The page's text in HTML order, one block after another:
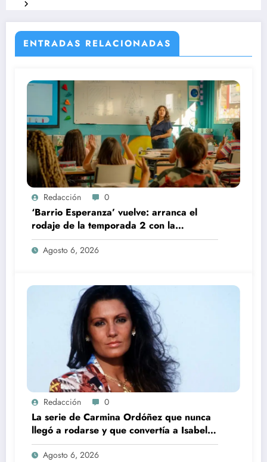
ENTRADAS RELACIONADAS
Redacción 0
‘Barrio Esperanza’ vuelve: arranca el
rodaje de la temporada 2 con la
incorporación de María Castro
Agosto 6, 2026
Redacción 0
La serie de Carmina Ordóñez que nunca
llegó a rodarse y que convertía a Isabel
Pantoja en la gran antagonista
Agosto 6, 2026